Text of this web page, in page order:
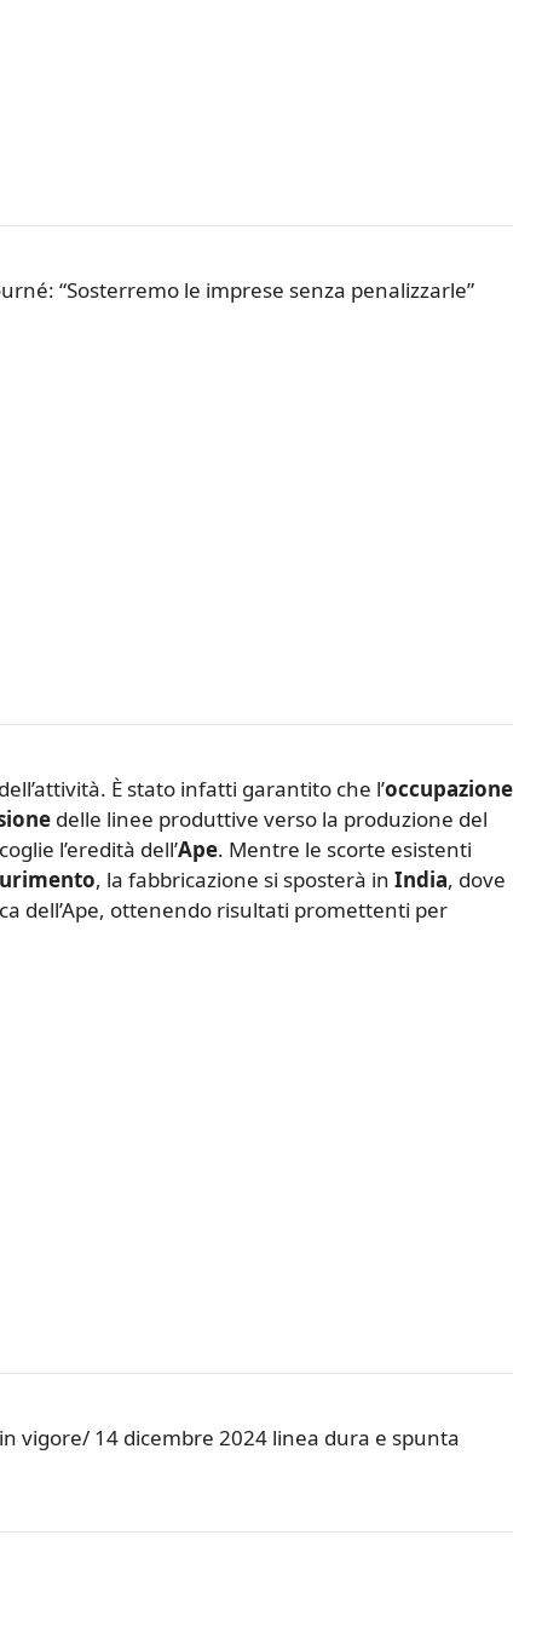
“Sosterremo le imprese senza penalizzarle”
È stato infatti garantito che l’occupazione
delle linee produttive verso la produzione del
l’eredità dell’Ape. Mentre le scorte esistenti
, la fabbricazione si sposterà in India, dove
dell’Ape, ottenendo risultati promettenti per
vigore/ 14 dicembre 2024 linea dura e spunta